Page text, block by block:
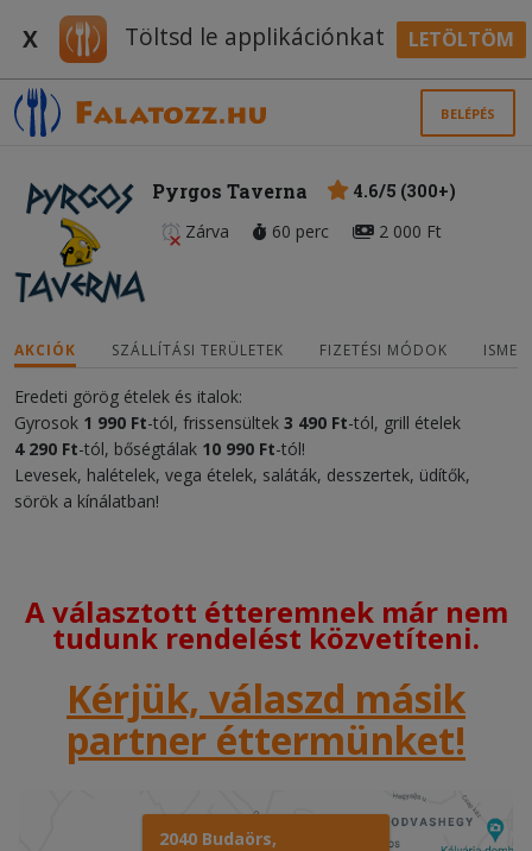
X Töltsd le applikációnkat LETÖLTÖM
BELÉPÉS
Pyrgos Taverna
4.6/5 (300+)
Zárva
60 perc 2 000 Ft
AKCIÓK SZÁLLÍTÁSI TERÜLETEK FIZETÉSI MÓDOK
Eredeti görög ételek és italok:
Gyrosok 1 990 Ft-tól, frissensültek 3 490 Ft-tól, grill ételek
4 290 Ft-tól, bőségtálak 10 990 Ft-tól!
Levesek, halételek, vega ételek, saláták, desszertek, üdítők,
sörök a kínálatban!
A választott étteremnek már nem
tudunk rendelést közvetíteni.
Kérjük, válaszd másik
partner éttermünket!
2040 Budaörs,